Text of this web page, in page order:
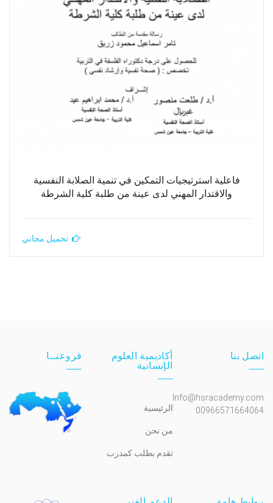
فاعلية استرتيجيات التمكين في تنمية الصلابة النفسية
والاقتدار المهني لدى عينة من طلبة كلية الشرطة
تحميل مجاني
اتصل بنا
Info@hsracademy.com
00966571664064
أكاديمية العلوم
الإنسانية
الرئيسية
من نحن
تقدم بطلب كمدرب
فروعنــا